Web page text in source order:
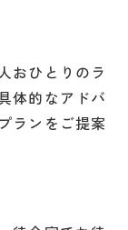
おひとりのラ
体的なアドバ
ランをご提案